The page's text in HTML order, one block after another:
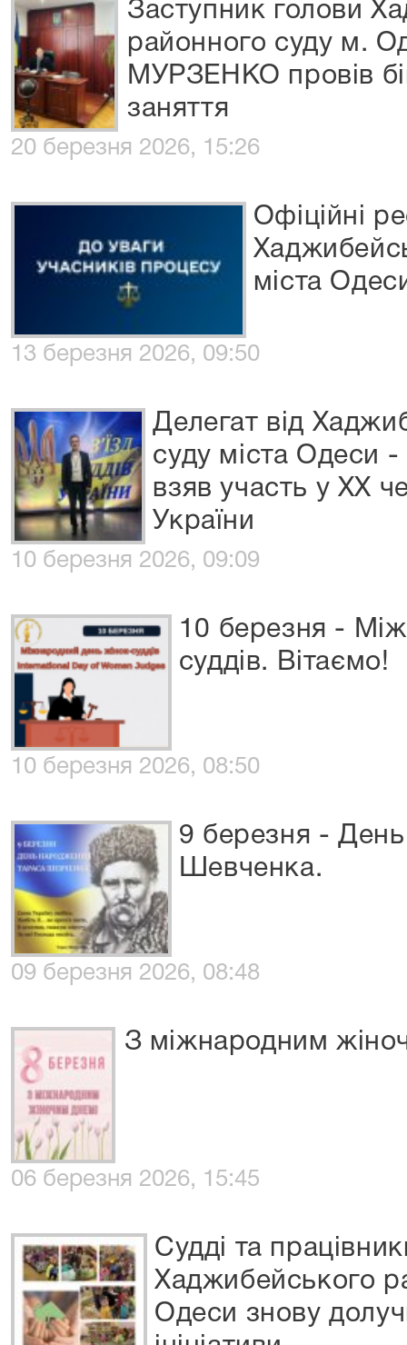
Заступник голови
районного суду м.
МУРЗЕНКО провів
заняття
20 березня 2026, 15:26
Офіційні
міста
13 березня 2026, 09:50
Делегат від
суду міста
взяв участь у ХХ
України
10 березня 2026, 09:09
10 березня -
суддів. Вітаємо!
10 березня 2026, 08:50
9 березня -
Шевченка.
09 березня 2026, 08:48
З міжнародним
06 березня 2026, 15:45
Судді та
Хаджибейського
Одеси знову